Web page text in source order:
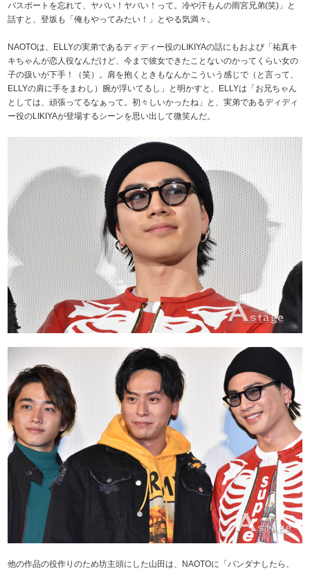
パスポートを忘れて、ヤバい！ヤバい！って。冷や汗もんの雨宮兄弟(笑)」と
話すと、登坂も「俺もやってみたい！」とやる気満々。
NAOTOは、ELLYの実弟であるディディー役のLIKIYAの話にもおよび「祐真キ
キちゃんが恋人役なんだけど、今まで彼女できたことないのかってくらい女の
子の扱いが下手！（笑）。肩を抱くときもなんかこういう感じで（と言って、
ELLYの肩に手をまわし）腕が浮いてるし」と明かすと、ELLYは「お兄ちゃん
としては、頑張ってるなぁって。初々しいかったね」と、実弟であるディディ
ー役のLIKIYAが登場するシーンを思い出して微笑んだ。
他の作品の役作りのため坊主頭にした山田は、NAOTOに「バンダナしたら、